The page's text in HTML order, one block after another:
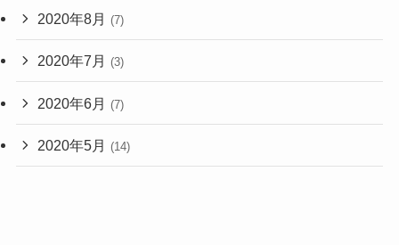
2020年8月 (7)
2020年7月 (3)
2020年6月 (7)
2020年5月 (14)